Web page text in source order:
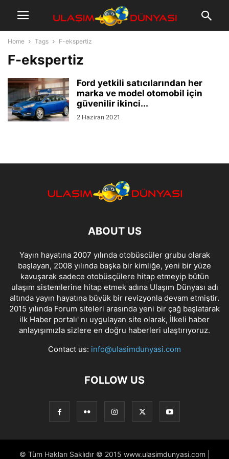
Home Tags F-ekspertiz
F-ekspertiz
Ford yetkili satıcılarından her
marka ve model otomobil için
güvenilir ikinci...
2 Haziran 2021
ABOUT US
Yayın hayatına 2007 yılında otobüscüler grubu olarak
başlayan, 2008 yılında başka bir kimliğe, yeni bir yüze
kavuşarak sadece otobüsçülere hitap etmeyip bütün
ulaşım sistemlerine hitap etmek adına Ulaşım Dünyası adı
altında yayın hayatına büyük bir revizyonla devam etmiştir.
2015 yılında Forum siteleri arasında yeni bir çağ başlatarak
ilk Haber portalı' nı uygulayan site olarak, İlkeli haber
anlayışımızla sizlere en doğru haberleri ulaştırıyoruz.
Contact us: info@ulasimdunyasi.com
FOLLOW US
© Tüm Hakları Saklıdır © 2015 www.ulasimdunyasi.com |